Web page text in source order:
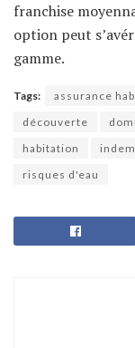
franchise
option peut
gamme.
Tags: assurance
découverte
habitation
risques d'eau